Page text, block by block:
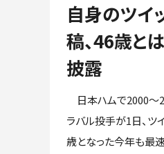
自身のツイ
稿、46歳と
披露
日本ハムで2000～
ラバル投手が1日、ツ
歳となった今年も最